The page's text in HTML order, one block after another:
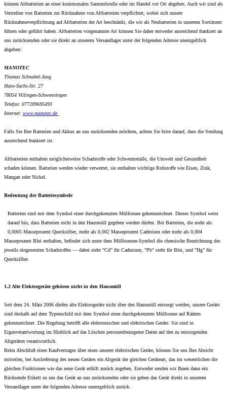
können Altbatterien an einer kommunalen Sammelstelle oder im Handel vor Ort abgeben. Auch wir sind als
Vertreiber von Batterien zur Rücknahme von Altbatterien verpflichtet, wobei sich unsere
Rücknahmeverpflichtung auf Altbatterien der Art beschränkt, die wir als Neubatterien in unserem Sortiment
führen oder geführt haben. Altbatterien vorgenannter Art können Sie daher entweder ausreichend frankiert an
uns zurücksenden oder sie direkt an unserem Versandlager unter der folgenden Adresse unentgeltlich
abgeben:
MANOTEC
Thomas Schnabel-Jung
Hans-Sachs-Str. 27
78054 Villingen-Schwenningen
Telefon: 077209695493
Internet: www.manotec.de
Falls Sie Ihre Batterien und Akkus an uns zurücksenden möchten, achten Sie bitte darauf, dass die Sendung
ausreichend frankiert ist.
Altbatterien enthalten möglicherweise Schadstoffe oder Schwermetalle, die Umwelt und Gesundheit
schaden können. Batterien werden wieder verwertet, sie enthalten wichtige Rohstoffe wie Eisen, Zink,
Mangan oder Nickel.
Bedeutung der Batteriesymbole
Batterien sind mit dem Symbol einer durchgekreuzten Mülltonne gekennzeichnet. Dieses Symbol weist
darauf hin, dass Batterien nicht in den Hausmüll gegeben werden dürfen. Bei Batterien, die mehr als
0,0005 Masseprozent Quecksilber, mehr als 0,002 Masseprozent Cadmium oder mehr als 0,004
Masseprozent Blei enthalten, befindet sich unter dem Mülltonnen-Symbol die chemische Bezeichnung des
jeweils eingesetzten Schadstoffes — dabei steht "Cd" für Cadmium, "Pb" steht für Blei, und "Hg" für
Quecksilber.
1.2 Alte Elektrogeräte gehören nicht in den Hausmüll
Seit dem 24. März 2006 dürfen alte Elektrogeräte nicht über den Hausmüll entsorgt werden, unsere Geräte
sind deshalb auf dem Typenschild mit dem Symbol einer durchgekreuzten Mülltonne auf Rädern
gekennzeichnet. Die Regelung betrifft alle elektronischen und elektrischen Geräte. Sie sind in
Eigenverantwortung im Hinblick auf das Löschen personenbezogener Daten auf den zu entsorgenden
Altgeräten verantwortlich.
Beim Abschluß eines Kaufvertrages über eines unserer elektrischen Geräte, können Sie uns Ihre Absicht
mitteilen, bei Auslieferung des neuen Gerätes ein Altgerät der gleichen Geräteart, das im wesentlichen die
gleichen Funktionen wie das neue Gerät erfüllt zurück zugeben. Entweder senden wir Ihnen dann ein
Rücksende Etikett zu um das Gerät an uns zurücksenden oder sie geben das Gerät direkt in unserem
Versandlager unter der folgenden Adresse unentgeltlich zurück: